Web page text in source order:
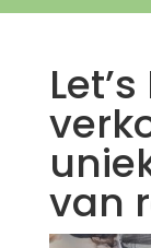
van